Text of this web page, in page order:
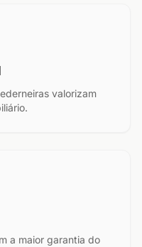
valorizam
a maior garantia do